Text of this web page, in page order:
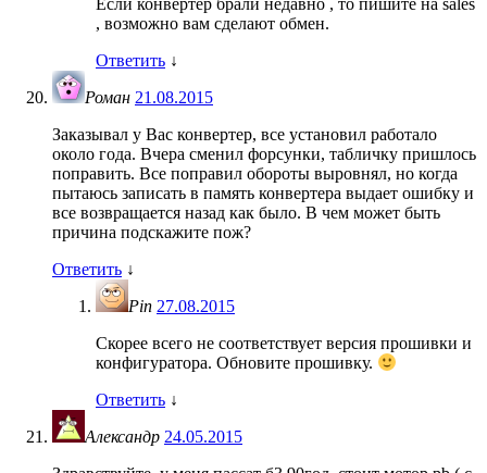
Если конвертер брали недавно , то пишите на sales
, возможно вам сделают обмен.
Ответить ↓
Роман 21.08.2015
Заказывал у Вас конвертер, все установил работало
около года. Вчера сменил форсунки, табличку пришлось
поправить. Все поправил обороты выровнял, но когда
пытаюсь записать в память конвертера выдает ошибку и
все возвращается назад как было. В чем может быть
причина подскажите пож?
Ответить ↓
Pin 27.08.2015
Скорее всего не соответствует версия прошивки и
конфигуратора. Обновите прошивку.
Ответить ↓
Александр 24.05.2015